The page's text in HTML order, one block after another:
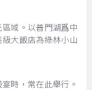
域。以普門湖爲中
大飯店為綠林小山
時，常在此舉行。